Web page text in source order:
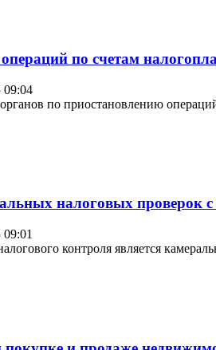
по счетам
09:04
по приостановлению
налоговых проверок с
контроля является